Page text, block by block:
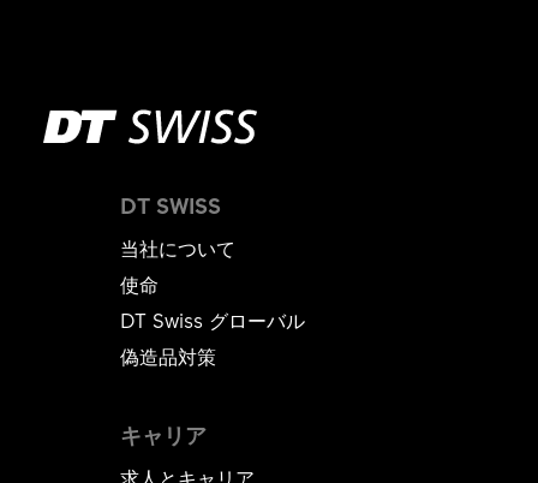
DT SWISS
当社について
使命
DT Swiss グローバル
偽造品対策
キャリア
求人とキャリア